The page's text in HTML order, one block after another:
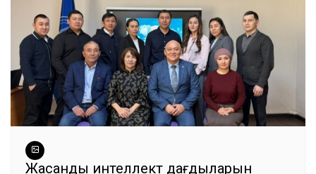
Жасанды интеллект дағдыларын